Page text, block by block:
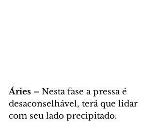
Áries – Nesta fase a pressa é
desaconselhável, terá que lidar
com seu lado precipitado.